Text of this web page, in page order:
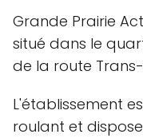
Grande Prairie
situé dans le
de la route
L'établissement
roulant et